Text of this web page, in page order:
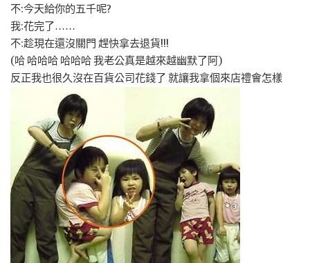
不:今天給你的五千呢?
我:花完了……
不:趁現在還沒關門 趕快拿去退貨!!!
(哈 哈哈哈 哈哈哈 我老公真是越來越幽默了阿)
反正我也很久沒在百貨公司花錢了 就讓我拿個來店禮會怎樣